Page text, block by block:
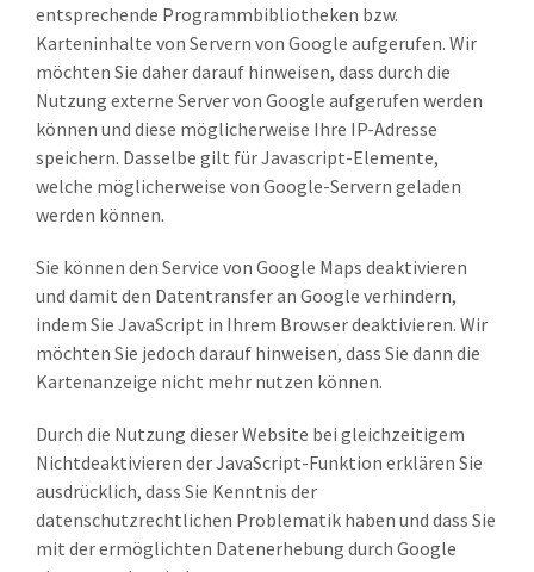
entsprechende Programmbibliotheken bzw.
Karteninhalte von Servern von Google aufgerufen. Wir
möchten Sie daher darauf hinweisen, dass durch die
Nutzung externe Server von Google aufgerufen werden
können und diese möglicherweise Ihre IP-Adresse
speichern. Dasselbe gilt für Javascript-Elemente,
welche möglicherweise von Google-Servern geladen
werden können.
Sie können den Service von Google Maps deaktivieren
und damit den Datentransfer an Google verhindern,
indem Sie JavaScript in Ihrem Browser deaktivieren. Wir
möchten Sie jedoch darauf hinweisen, dass Sie dann die
Kartenanzeige nicht mehr nutzen können.
Durch die Nutzung dieser Website bei gleichzeitigem
Nichtdeaktivieren der JavaScript-Funktion erklären Sie
ausdrücklich, dass Sie Kenntnis der
datenschutzrechtlichen Problematik haben und dass Sie
mit der ermöglichten Datenerhebung durch Google